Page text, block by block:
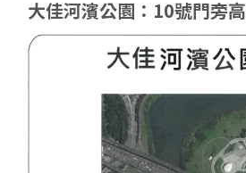
大佳河濱公園：10號門旁